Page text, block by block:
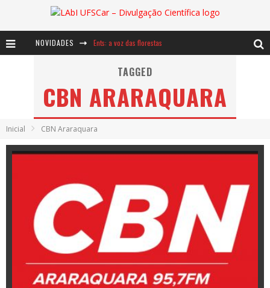
NOVIDADES Ents: a voz das florestas
Notáveis: Bertha Lutz
Baú de Histórias - A jamais imaginada aventura com os moinhos de vento
TAGGED
CBN ARARAQUARA
Inicial CBN Araraquara